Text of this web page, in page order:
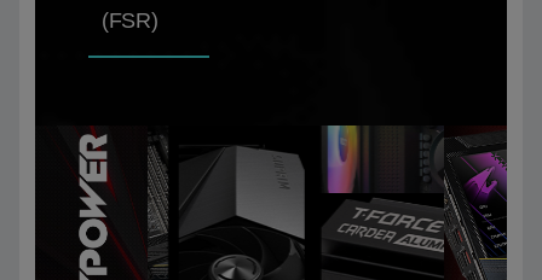
(FSR)